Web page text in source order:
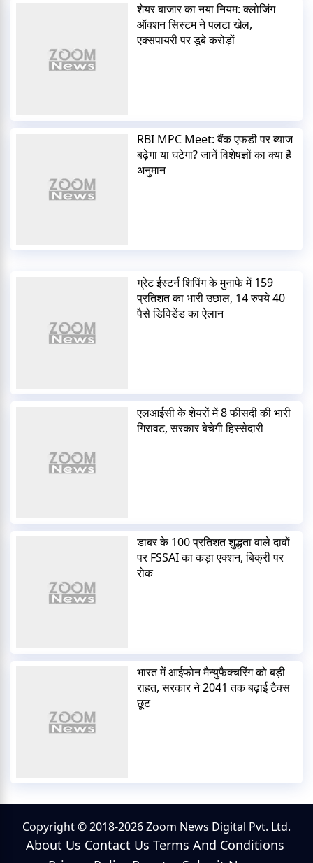
शेयर बाजार का नया नियम: क्लोजिंग
ऑक्शन सिस्टम ने पलटा खेल,
एक्सपायरी पर डूबे करोड़ों
RBI MPC Meet: बैंक एफडी पर ब्याज
बढ़ेगा या घटेगा? जानें विशेषज्ञों का क्या है
अनुमान
ग्रेट ईस्टर्न शिपिंग के मुनाफे में 159
प्रतिशत का भारी उछाल, 14 रुपये 40
पैसे डिविडेंड का ऐलान
एलआईसी के शेयरों में 8 फीसदी की भारी
गिरावट, सरकार बेचेगी हिस्सेदारी
डाबर के 100 प्रतिशत शुद्धता वाले दावों
पर FSSAI का कड़ा एक्शन, बिक्री पर
रोक
भारत में आईफोन मैन्युफैक्चरिंग को बड़ी
राहत, सरकार ने 2041 तक बढ़ाई टैक्स
छूट
Copyright © 2018-2026 Zoom News Digital Pvt. Ltd.
About Us Contact Us Terms And Conditions